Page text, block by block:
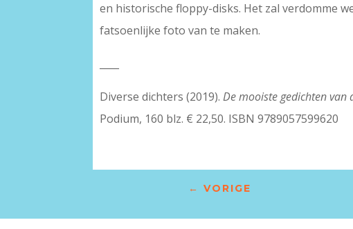
en historische floppy-disks. Het zal verdomme
fatsoenlijke foto van te maken.
Diverse dichters (2019).De mooiste gedichten
Podium, 160 blz. € 22,50. ISBN 9789057599620
← VORIGE